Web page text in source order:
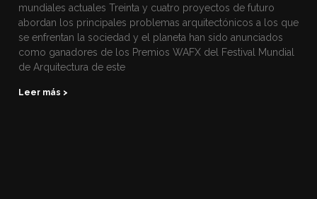
mundiales actuales Treinta y cuatro proyectos de futuro
abordan los principales problemas arquitectónicos a los que
se enfrentan la sociedad y el planeta han sido anunciados
como ganadores de los Premios WAFX del Festival Mundial
de Arquitectura de este
Leer más >